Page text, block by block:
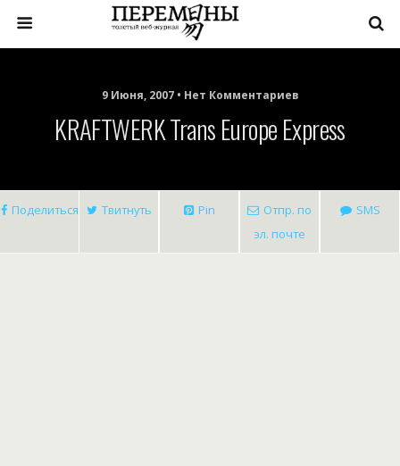
9 Июня, 2007 • Нет Комментариев
KRAFTWERK Trans Europe Express
Поделиться Твитнуть Pin
Отпр. по
эл. почте
SMS